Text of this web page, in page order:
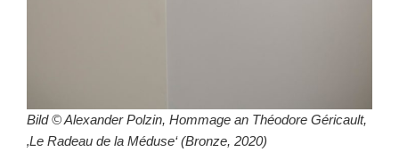
Bild © Alexander Polzin, Hommage an Théodore Géricault,
‚Le Radeau de la Méduse‘ (Bronze, 2020)